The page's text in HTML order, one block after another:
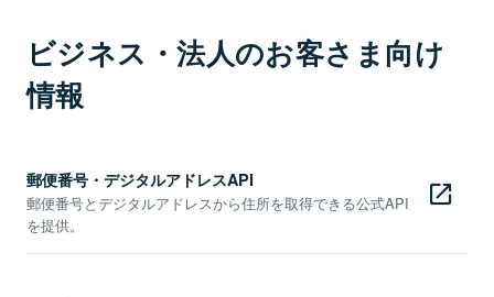
ビジネス・法人のお客さま向け
情報
郵便番号・デジタルアドレスAPI
郵便番号とデジタルアドレスから住所を取得できる公式API
を提供。